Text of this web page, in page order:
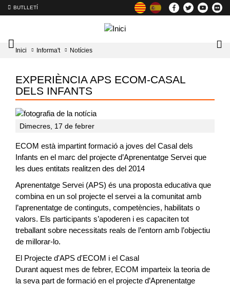
BUTLLETÍ
Mobile
menu
Inici Informa't Notícies
EXPERIÈNCIA APS ECOM-CASAL
DELS INFANTS
Dimecres, 17 de febrer
ECOM està impartint formació a joves del Casal dels
Infants en el marc del projecte d’Aprenentatge Servei que
les dues entitats realitzen des del 2014
Aprenentatge Servei (APS) és una proposta educativa que
combina en un sol projecte el servei a la comunitat amb
l’aprenentatge de continguts, competències, habilitats o
valors. Els participants s’apoderen i es capaciten tot
treballant sobre necessitats reals de l’entorn amb l’objectiu
de millorar-lo.
El Projecte d'APS d'ECOM i el Casal
Durant aquest mes de febrer, ECOM imparteix la teoria de
la seva part de formació en el projecte d’Aprenentatge